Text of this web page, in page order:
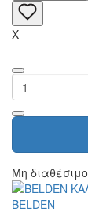
X
Μη διαθέσιμο
BELDEN